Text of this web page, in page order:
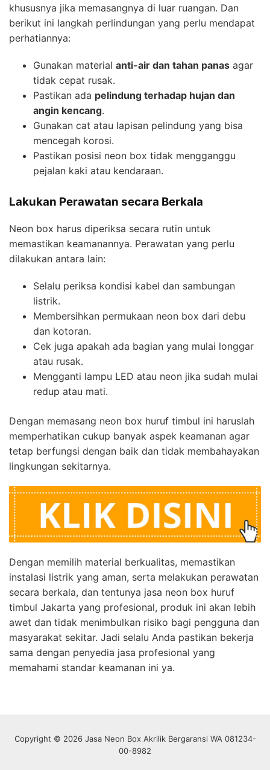
khususnya jika memasangnya di luar ruangan. Dan
berikut ini langkah perlindungan yang perlu mendapat
perhatiannya:
Gunakan material anti-air dan tahan panas agar
tidak cepat rusak.
Pastikan ada pelindung terhadap hujan dan
angin kencang.
Gunakan cat atau lapisan pelindung yang bisa
mencegah korosi.
Pastikan posisi neon box tidak mengganggu
pejalan kaki atau kendaraan.
Lakukan Perawatan secara Berkala
Neon box harus diperiksa secara rutin untuk
memastikan keamanannya. Perawatan yang perlu
dilakukan antara lain:
Selalu periksa kondisi kabel dan sambungan
listrik.
Membersihkan permukaan neon box dari debu
dan kotoran.
Cek juga apakah ada bagian yang mulai longgar
atau rusak.
Mengganti lampu LED atau neon jika sudah mulai
redup atau mati.
Dengan memasang neon box huruf timbul ini haruslah
memperhatikan cukup banyak aspek keamanan agar
tetap berfungsi dengan baik dan tidak membahayakan
lingkungan sekitarnya.
Dengan memilih material berkualitas, memastikan
instalasi listrik yang aman, serta melakukan perawatan
secara berkala, dan tentunya jasa neon box huruf
timbul Jakarta yang profesional, produk ini akan lebih
awet dan tidak menimbulkan risiko bagi pengguna dan
masyarakat sekitar. Jadi selalu Anda pastikan bekerja
sama dengan penyedia jasa profesional yang
memahami standar keamanan ini ya.
Copyright © 2026 Jasa Neon Box Akrilik Bergaransi WA 081234-
00-8982